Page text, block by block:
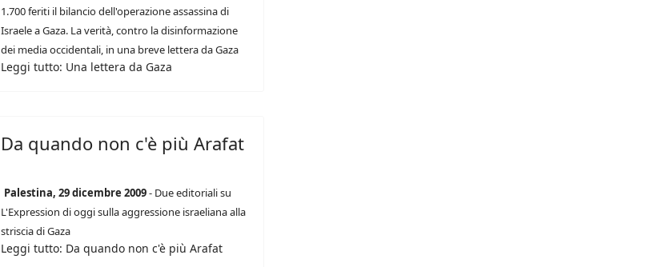
1.700 feriti il bilancio dell'operazione assassina di
Israele a Gaza. La verità, contro la disinformazione
dei media occidentali, in una breve lettera da Gaza
Leggi tutto: Una lettera da Gaza
Da quando non c'è più Arafat
Palestina, 29 dicembre 2009- Due editoriali su
L'Expression di oggi sulla aggressione israeliana alla
striscia di Gaza
Leggi tutto: Da quando non c'è più Arafat